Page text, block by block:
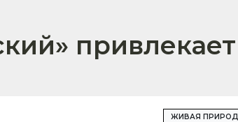
привлекает
ЖИВАЯ